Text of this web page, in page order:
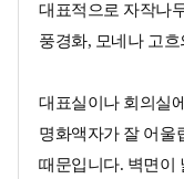
대표적으로 자작나
풍경화, 모네나 고
대표실이나 회의실
명화액자가 잘 어울
때문입니다. 벽면이